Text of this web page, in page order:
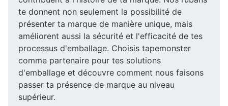
te donnent non seulement la possibilité de
présenter ta marque de manière unique, mais
améliorent aussi la sécurité et l'efficacité de tes
processus d'emballage. Choisis tapemonster
comme partenaire pour tes solutions
d'emballage et découvre comment nous faisons
passer ta présence de marque au niveau
supérieur.